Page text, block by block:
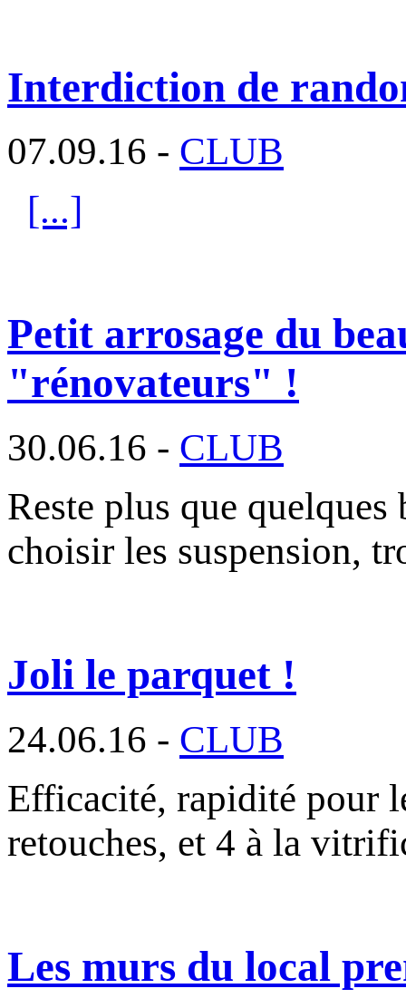
Interdiction de
07.09.16 - CLUB
[...]
Petit arrosage du
"rénovateurs" !
30.06.16 - CLUB
Reste plus que
choisir les suspension,
Joli le parquet !
24.06.16 - CLUB
Efficacité, rapidité pour
retouches, et 4 à la
Les murs du local